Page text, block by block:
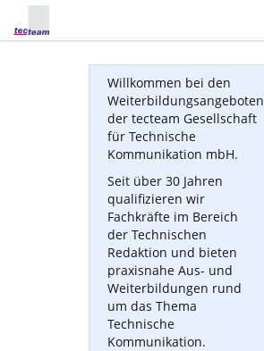
Willkommen bei den
Weiterbildungsangeboten
der tecteam Gesellschaft
für Technische
Kommunikation mbH.
Seit über 30 Jahren
qualifizieren wir
Fachkräfte im Bereich
der Technischen
Redaktion und bieten
praxisnahe Aus- und
Weiterbildungen rund
um das Thema
Technische
Kommunikation.